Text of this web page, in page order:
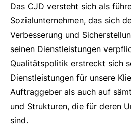
Das CJD versteht sich als
Sozialunternehmen, das sich
Verbesserung und
seinen Dienstleistungen
Qualitätspolitik erstreckt sich
Dienstleistungen für unsere
Auftraggeber als auch auf
und Strukturen, die für deren
sind.